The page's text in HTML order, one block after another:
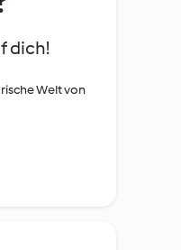
dich!
Welt von